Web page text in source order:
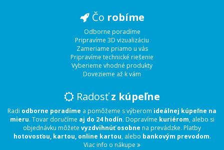
Čo robíme
Odborne poradíme
Pripravíme 3D vizualizáciu
Zameriame priamo u vás
Pripravíme technické riešenie
Vyberieme vhodné produkty
Dovezieme až k vám
Radosťz kúpeľne
Radi odborne poradíme a pomôžeme s výberom ideálnej kúpeľne na
mieru. Tovar doručíme aj do 24 hodín. Dopravíme kuriérom, alebo si
objednávku môžete vyzdvihnúť osobne na prevádzke. Platby
hotovosťou, kartou, online kartou, alebo bankovým prevodom.
Viac info o nákupe